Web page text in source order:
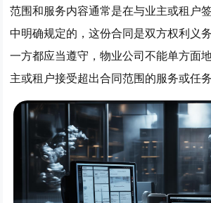
范围和服务内容通常是在与业主或租户
中明确规定的，这份合同是双方权利义
一方都应当遵守，物业公司不能单方面
主或租户接受超出合同范围的服务或任务